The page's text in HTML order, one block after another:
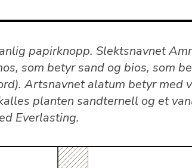
papirknopp. Slektsnavnet
som betyr sand og bios, som
Artsnavnet alatum betyr med
planten sandternell og et
Everlasting.